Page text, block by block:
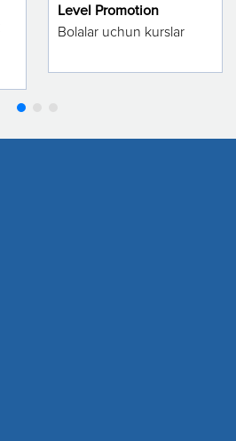
Level Promotion
Bolalar uchun kurslar